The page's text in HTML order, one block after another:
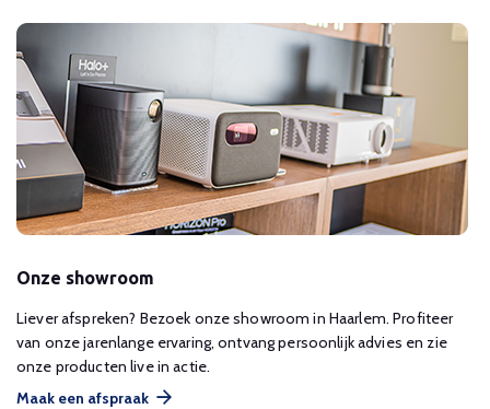
Onze showroom
Liever afspreken? Bezoek onze showroom in Haarlem. Profiteer
van onze jarenlange ervaring, ontvang persoonlijk advies en zie
onze producten live in actie.
Maak een afspraak